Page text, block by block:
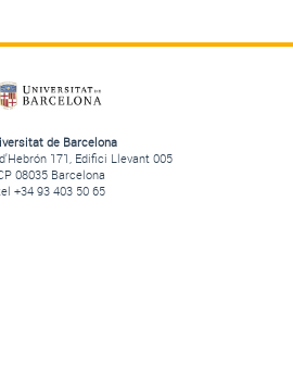
de Barcelona
171, Edifici Llevant 005
08035 Barcelona
+34 93 403 50 65